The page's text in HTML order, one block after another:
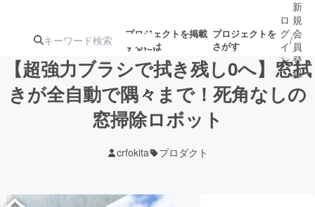
プロジェクトを掲載
するには
プロジェクトを
さがす
注目のリ 注目の新着プロ募集終了が近いプ
ロ
グ
イ
ン
/
新
規
会
員
登
録
【超強力ブラシで拭き残し0へ】窓拭
きが全自動で隅々まで！死角なしの
窓掃除ロボット
crfokita プロダクト